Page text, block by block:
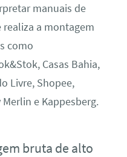
manuais de
realiza a montagem
como
Casas Bahia,
Livre, Shopee,
Merlin e Kappesberg.
bruta de alto